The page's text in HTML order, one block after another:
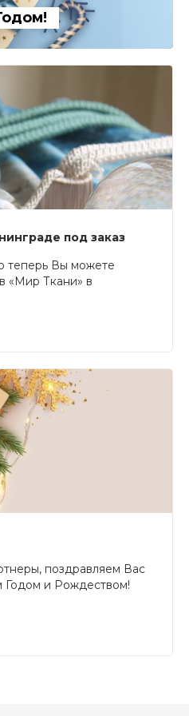
под заказ
теперь Вы можете
«Мир Ткани» в
поздравляем Вас
и Рождеством!